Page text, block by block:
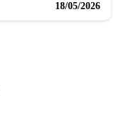
18/05/2026